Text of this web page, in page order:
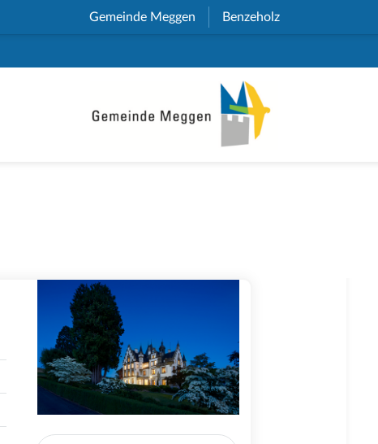
Gemeinde Meggen (External Link)
Benzeholz(External Link)